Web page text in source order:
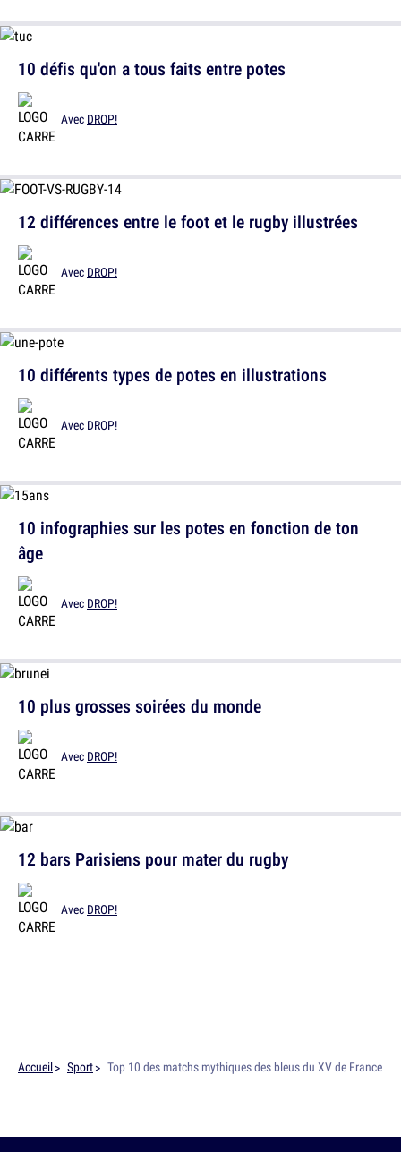
10 défis qu'on a tous faits entre potes
Avec DROP!
10 différents types de potes en illustrations
Avec DROP!
10 plus grosses soirées du monde
Avec DROP!
12 différences entre le foot et le rugby illustrées
Avec DROP!
10 infographies sur les potes en fonction de ton
âge
Avec DROP!
12 bars Parisiens pour mater du rugby
Avec DROP!
Accueil Sport Top 10 des matchs mythiques des bleus du XV de France